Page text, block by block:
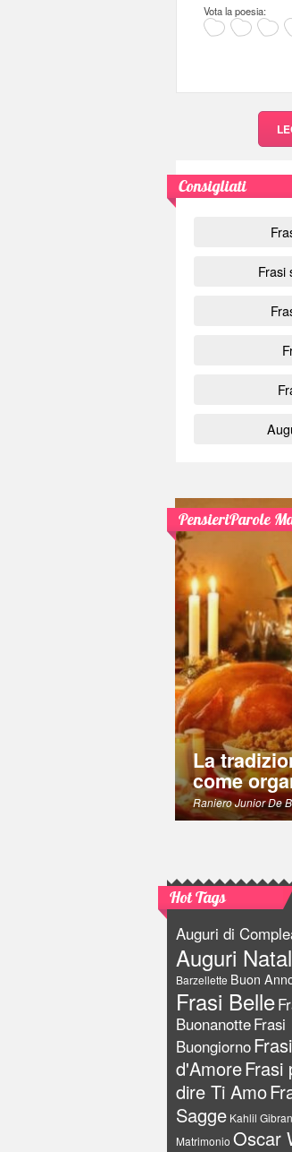
Vota la poesia:
Consigliati
Frasi
PensieriParole
La
come
Raniero Junior De
Hot Tags
Auguri di
Auguri
Barzellette Buon
Frasi Belle
BuonanotteFrasi
BuongiornoFrasi
d'AmoreFrasi
dire Ti Amo
Sagge Kahlil Gibran
Matrimonio Oscar